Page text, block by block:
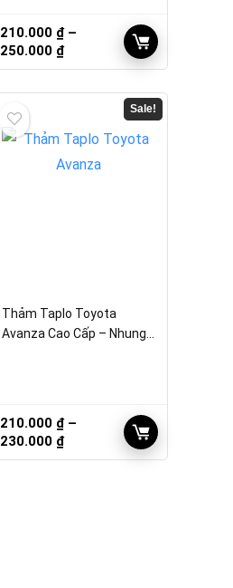
210.000 ₫ –
250.000 ₫Khoảng
giá:
210.000 ₫
250.000 ₫
Sale!
Thảm Taplo Toyota
Avanza Cao Cấp – Nhung,
210.000 ₫ –
230.000 ₫Khoảng
giá: